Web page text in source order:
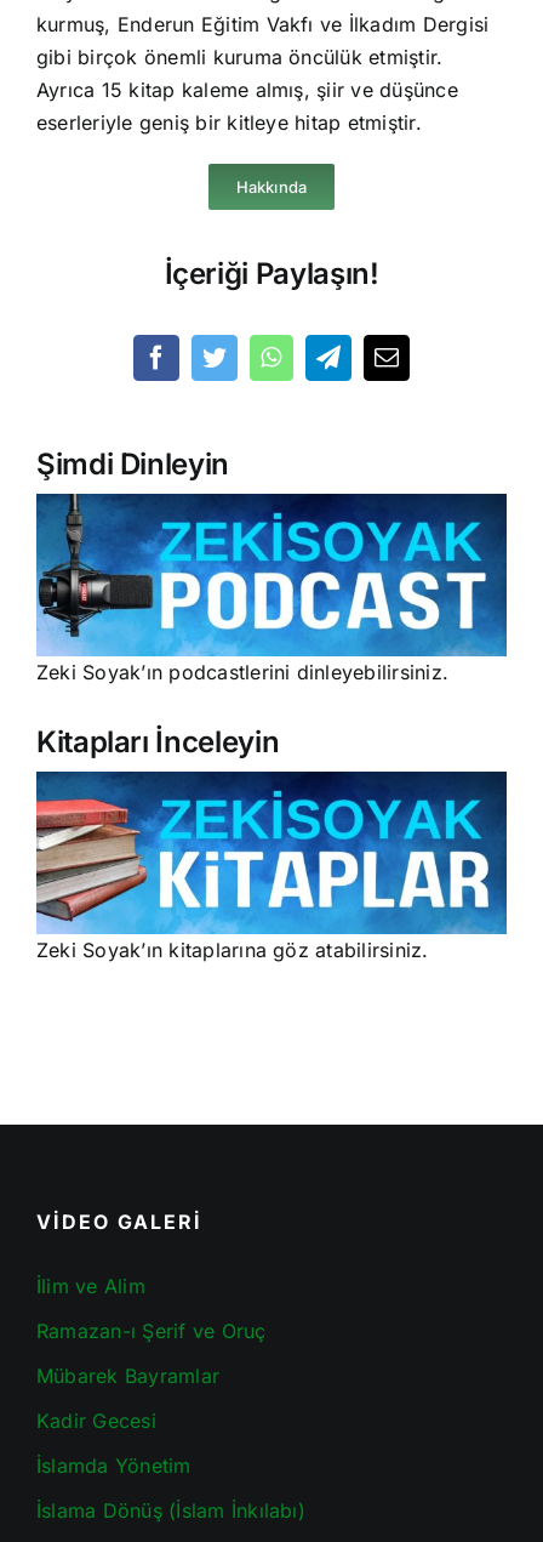
kurmuş, Enderun Eğitim Vakfı ve İlkadım Dergisi
gibi birçok önemli kuruma öncülük etmiştir.
Ayrıca 15 kitap kaleme almış, şiir ve düşünce
eserleriyle geniş bir kitleye hitap etmiştir.
Hakkında
İçeriği Paylaşın!
Şimdi Dinleyin
Zeki Soyak’ın podcastlerini dinleyebilirsiniz.
Kitapları İnceleyin
Zeki Soyak’ın kitaplarına göz atabilirsiniz.
VİDEO GALERİ
İlim ve Alim
Ramazan-ı Şerif ve Oruç
Mübarek Bayramlar
Kadir Gecesi
İslamda Yönetim
İslama Dönüş (İslam İnkılabı)